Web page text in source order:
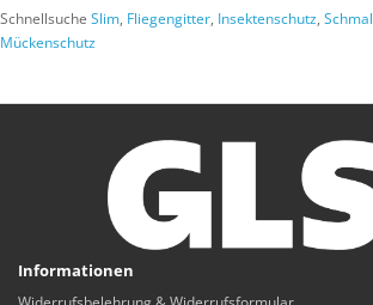
Schnellsuche Slim, Fliegengitter, Insektenschutz, Schmal
Mückenschutz
Informationen